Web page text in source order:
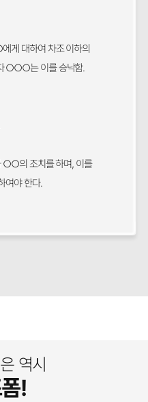
대하여 차조 이하의
○○○는 이를 승낙함.
○○의 조치를 하며, 이를
여야 한다.
역시
!